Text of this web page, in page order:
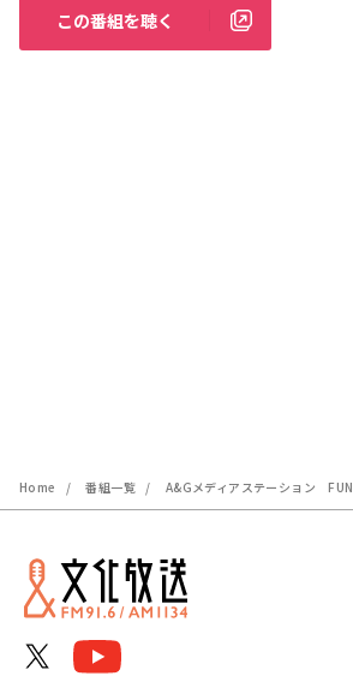
この番組を聴く
Home 番組一覧 A&Gメディアステーション